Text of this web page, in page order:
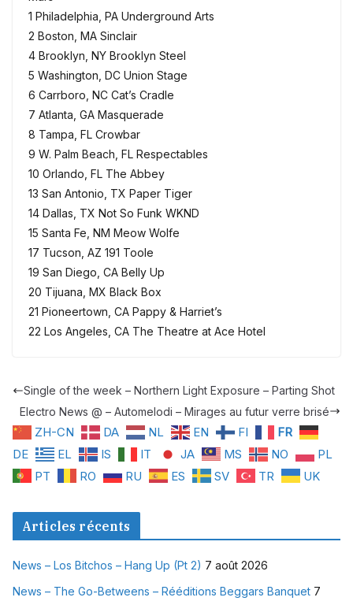
1 Philadelphia, PA Underground Arts
2 Boston, MA Sinclair
4 Brooklyn, NY Brooklyn Steel
5 Washington, DC Union Stage
6 Carrboro, NC Cat’s Cradle
7 Atlanta, GA Masquerade
8 Tampa, FL Crowbar
9 W. Palm Beach, FL Respectables
10 Orlando, FL The Abbey
13 San Antonio, TX Paper Tiger
14 Dallas, TX Not So Funk WKND
15 Santa Fe, NM Meow Wolfe
17 Tucson, AZ 191 Toole
19 San Diego, CA Belly Up
20 Tijuana, MX Black Box
21 Pioneertown, CA Pappy & Harriet’s
22 Los Angeles, CA The Theatre at Ace Hotel
Single of the week – Northern Light Exposure – Parting Shot
Electro News @ – Automelodi – Mirages au futur verre brisé
ZH-CN DA NL EN FI
FR
DE
EL IS IT JA MS NO
PL
PT
RO RU ES SV TR UK
Articles récents
News – Los Bitchos – Hang Up (Pt 2) 7 août 2026
News – The Go-Betweens – Rééditions Beggars Banquet 7